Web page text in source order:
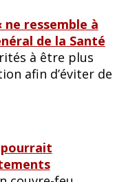
ressemble à
de la Santé
à être plus
afin d’éviter de
pourrait